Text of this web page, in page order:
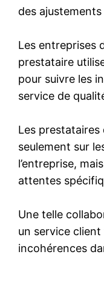
des
Les entreprises
prestataire
pour suivre les
service de
Les
seulement sur
l’entreprise,
attentes
Une telle
un service client
incohérences